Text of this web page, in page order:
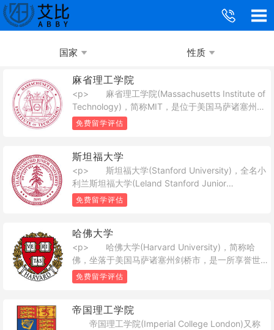
国家 性质
麻省理工学院
<p> 麻省理工学院(Massachusetts Institute of
Technology)，简称MIT，是位于美国马萨诸塞州剑
桥市的一所世界研究型私立大学。麻省理工学院无
论在美国还是全世界都有非常重要的影响力，培养
等研究的先导力量。</p><p> 经过麻省理工学
院几代人坚持不懈地努力奋斗，时至今日，但凡有
人提起世界理工大学之最，人人皆首推麻省理工学
院。麻省理工已成为世界各地莘莘学子心向神往的
科学圣殿在国际自然科学及工程学领域亦享有极佳
学等人文社科也同样优秀 。</p>
免费留学评估
斯坦福大学
<p> 斯坦福大学(Stanford University)，全名小
利兰斯坦福大学(Leland Stanford Junior
University)，简称斯坦福(Stanford)，位于美国加州
旧金山湾区南部的帕罗奥多市(Palo Alto)境内 ，临
型大学。斯坦福大学占地约33平方公里(8180英亩)
，是美国占地面积第六大的大学。</p>
免费留学评估
哈佛大学
<p> 哈佛大学(Harvard University)，简称哈
佛，坐落于美国马萨诸塞州剑桥市，是一所享誉世
界的私立研究型大学，是著名的常春藤盟校成员。
这里走出了8位美利坚合众国总统，133位诺贝尔奖
13位图灵奖得主(世界第四)曾在此工作或学习，其在
文学、医学、法学、商学等多个领域拥有崇高的学
免费留学评估
帝国理工学院
帝国理工学院(Imperial College London)又称